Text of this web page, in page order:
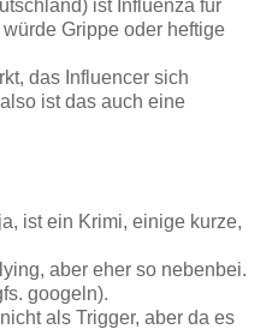
ist Influenza für
Grippe oder heftige
das Influencer sich
ist das auch eine
ist ein Krimi, einige kurze,
aber eher so nebenbei.
googeln).
als Trigger, aber da es